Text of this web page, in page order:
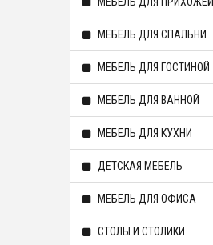
МЕБЕЛЬ ДЛЯ СПАЛЬНИ
МЕБЕЛЬ ДЛЯ ГОСТИНОЙ
МЕБЕЛЬ ДЛЯ ВАННОЙ
МЕБЕЛЬ ДЛЯ КУХНИ
ДЕТСКАЯ МЕБЕЛЬ
МЕБЕЛЬ ДЛЯ ОФИСА
СТОЛЫ И СТОЛИКИ